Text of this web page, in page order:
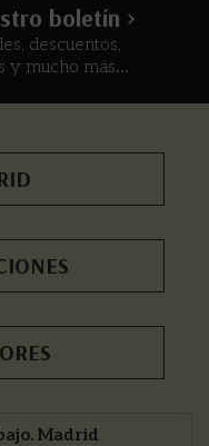
boletín >
descuentos,
y mucho más...
Madrid